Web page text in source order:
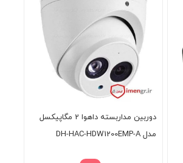
دوربین مداربسته داهوا 2 مگاپیکسل
مدل DH-HAC-HDW1200EMP-A